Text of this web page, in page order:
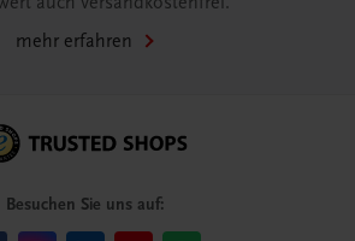
mehr erfahren
Besuchen Sie uns auf: